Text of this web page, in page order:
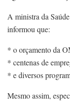
A ministra da
informou que:
* o orçamento da
* centenas de
* e diversos
Mesmo assim,